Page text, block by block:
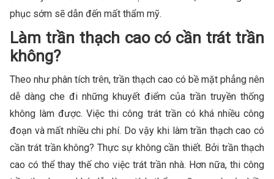
phục sớm sẽ dẫn đến mất thẩm mỹ.
Làm trần thạch cao có cần trát trần
không?
Theo như phân tích trên, trần thạch cao có bề mặt phẳng nên
dễ dàng che đi những khuyết điểm của trần truyền thống
không làm được. Việc thi công trát trần có khá nhiều công
đoạn và mất nhiều chi phí. Do vậy khi làm trần thạch cao có
cần trát trần không? Thực sự không cần thiết. Bởi trần thạch
cao có thể thay thế cho việc trát trần nhà. Hơn nữa, thi công